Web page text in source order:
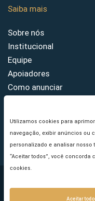
Utilizamos cookies para
navegação, exibir anúncios ou
personalizado e analisar nosso
“Aceitar todos”, você concorda
cookies.
Aceitar
Saiba mais
Sobre nós
Institucional
Equipe
Apoiadores
Como anunciar
Princípios Editoriais
Copyright © 2026